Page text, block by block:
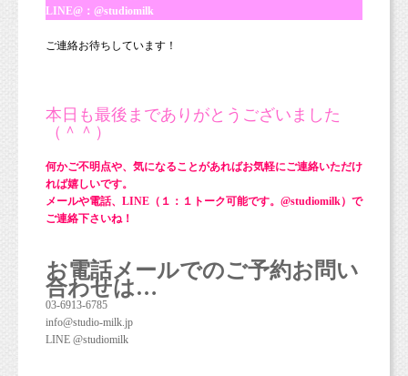
LINE@：@studiomilk
ご連絡お待ちしています！
本日も最後までありがとうございました
（＾＾）
何かご不明点や、気になることがあればお気軽にご連絡いただけ
れば嬉しいです。
メールや電話、LINE（１：１トーク可能です。@studiomilk）で
ご連絡下さいね！
お電話メールでのご予約お問い
合わせは…
03-6913-6785
info@studio-milk.jp
LINE @studiomilk